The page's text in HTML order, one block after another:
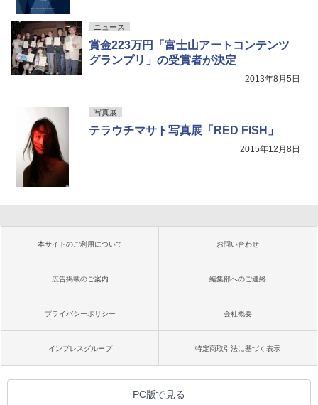
ニュース
賞金223万円「富士山アートコンテンツ
グランプリ」の受賞者が決定
2013年8月5日
写真展
テラウチマサト写真展「RED FISH」
2015年12月8日
本サイトのご利用について お問い合わせ
広告掲載のご案内 編集部へのご連絡
プライバシーポリシー 会社概要
インプレスグループ 特定商取引法に基づく表示
PC版で見る